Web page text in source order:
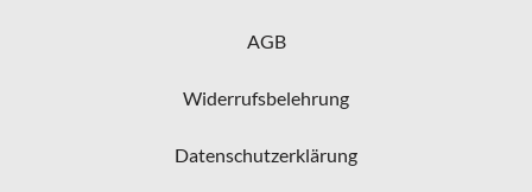
AGB
Widerrufsbelehrung
Datenschutzerklärung